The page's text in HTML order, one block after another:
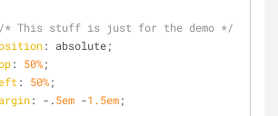
/* This stuff is just for the demo */
: absolute;
: 50%;
: 50%;
: -.5em -1.5em;